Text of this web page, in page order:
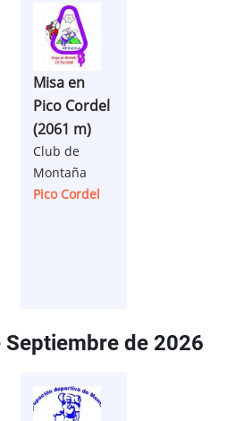
Misa en
Pico Cordel
(2061 m)
Club de
Montaña
Pico Cordel
Septiembre de 2026